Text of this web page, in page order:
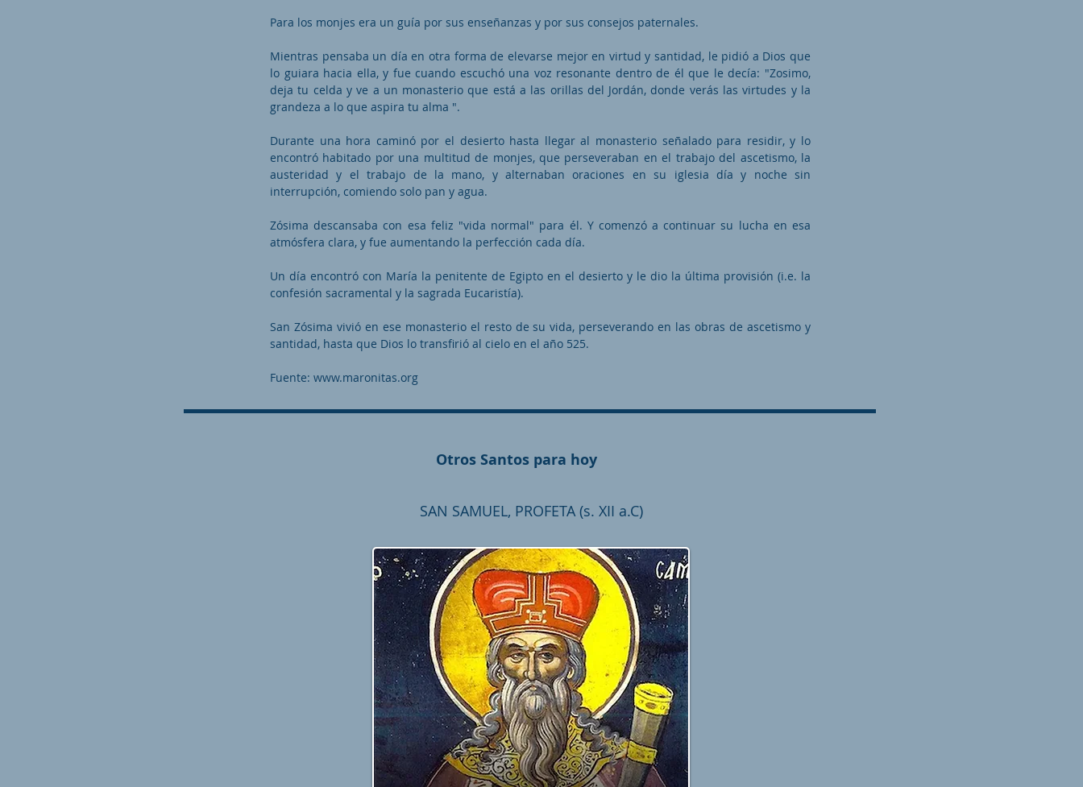
Para los monjes era un guía por sus enseñanzas y por sus consejos paternales.
Mientras pensaba un día en otra forma de elevarse mejor en virtud y santidad, le pidió a Dios que
lo guiara hacia ella, y fue cuando escuchó una voz resonante dentro de él que le decía: "Zosimo,
deja tu celda y ve a un monasterio que está a las orillas del Jordán, donde verás las virtudes y la
grandeza a lo que aspira tu alma ".
Durante una hora caminó por el desierto hasta llegar al monasterio señalado para residir, y lo
encontró habitado por una multitud de monjes, que perseveraban en el trabajo del ascetismo, la
austeridad y el trabajo de la mano, y alternaban oraciones en su iglesia día y noche sin
interrupción, comiendo solo pan y agua.
Zósima descansaba con esa feliz "vida normal" para él. Y comenzó a continuar su lucha en esa
atmósfera clara, y fue aumentando la perfección cada día.
Un día encontró con María la penitente de Egipto en el desierto y le dio la última provisión (i.e. la
confesión sacramental y la sagrada Eucaristía).
San Zósima vivió en ese monasterio el resto de su vida, perseverando en las obras de ascetismo y
santidad, hasta que Dios lo transfirió al cielo en el año 525.
Fuente: www.maronitas.org
Otros Santos para hoy
SAN SAMUEL, PROFETA (s. XII a.C)